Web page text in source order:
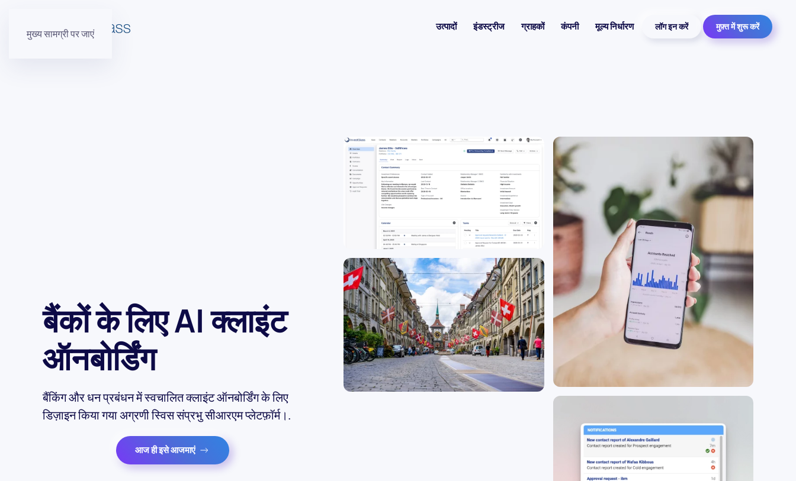
मुख्य सामग्री पर जाएं
उत्पादों इंडस्ट्रीज ग्राहकों कंपनी मूल्य निर्धारण लॉग इन करें मुफ़्त में शुरू करें
बैंकों के लिए AI क्लाइंट
ऑनबोर्डिंग
बैंकिंग और धन प्रबंधन में स्वचालित क्लाइंट ऑनबोर्डिंग के लिए
डिज़ाइन किया गया अग्रणी स्विस संप्रभु सीआरएम प्लेटफ़ॉर्म।.
आज ही इसे आजमाएं